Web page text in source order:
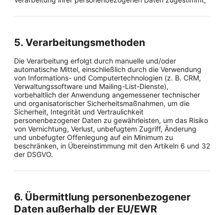
5. Verarbeitungsmethoden
Die Verarbeitung erfolgt durch manuelle und/oder
automatische Mittel, einschließlich durch die Verwendung
von Informations- und Computertechnologien (z. B. CRM,
Verwaltungssoftware und Mailing-List-Dienste),
vorbehaltlich der Anwendung angemessener technischer
und organisatorischer Sicherheitsmaßnahmen, um die
Sicherheit, Integrität und Vertraulichkeit
personenbezogener Daten zu gewährleisten, um das Risiko
von Vernichtung, Verlust, unbefugtem Zugriff, Änderung
und unbefugter Offenlegung auf ein Minimum zu
beschränken, in Übereinstimmung mit den Artikeln 6 und 32
der DSGVO.
6. Übermittlung personenbezogener
Daten außerhalb der EU/EWR